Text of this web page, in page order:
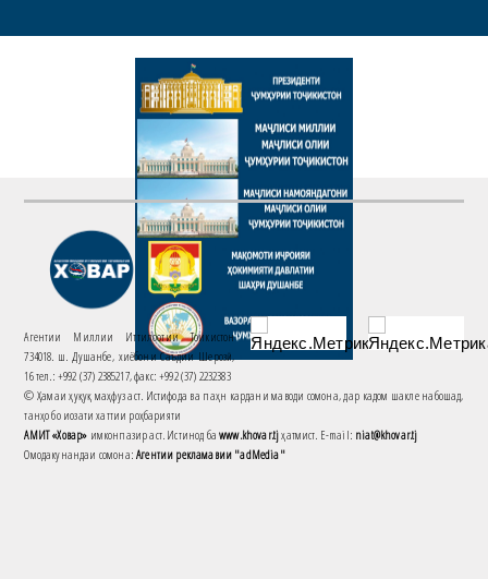
Агентии Миллии Иттилоотии Тоҷикистон
734018. ш. Душанбе, хиёбони Саъдии Шерозӣ,
16 тел.: +992 (37) 2385217, факс: +992 (37) 2232383
© Ҳамаи ҳуқуқ маҳфуз аст. Истифода ва паҳн кардани маводи сомона, дар кадом шакле набошад,
танҳо бо иҷозати хаттии роҳбарияти
АМИТ «Ховар» имконпазир аст. Истинод баwww.khovar.tjҳатмист. E-mail: niat@khovar.tj
Омодакунандаи сомона:Агентии рекламавии "adMedia"